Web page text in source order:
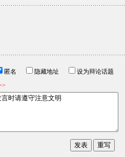
匿名 隐藏地址
设为辩论话题